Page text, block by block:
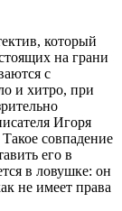
который
на грани
с
и хитро, при
Игоря
совпадение
его в
в ловушке: он
не имеет права